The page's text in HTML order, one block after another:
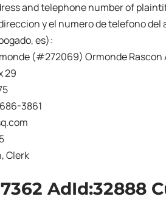
and telephone number of
y el numero de telefono
es):
(#272069) Ormonde Rascon
29
3861
Clerk
AdId:32888